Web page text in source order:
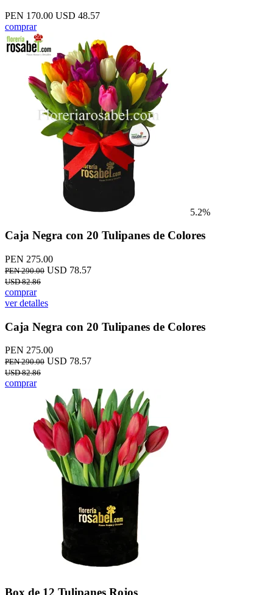
PEN 170.00 USD 48.57
comprar
5.2%
Caja Negra con 20 Tulipanes de Colores
PEN 275.00
PEN 290.00 USD 78.57
USD 82.86
comprar
ver detalles
Caja Negra con 20 Tulipanes de Colores
PEN 275.00
PEN 290.00 USD 78.57
USD 82.86
comprar
Box de 12 Tulipanes Rojos